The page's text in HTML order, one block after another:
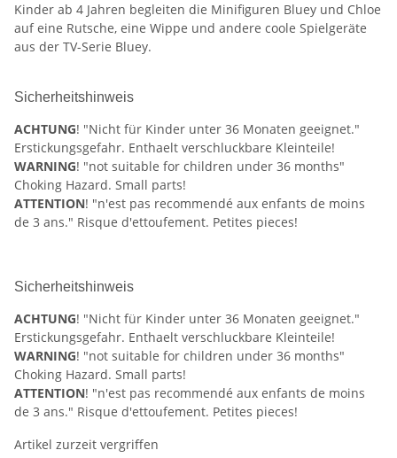
Kinder ab 4 Jahren begleiten die Minifiguren Bluey und Chloe
auf eine Rutsche, eine Wippe und andere coole Spielgeräte
aus der TV-Serie Bluey.
Sicherheitshinweis
ACHTUNG! "Nicht für Kinder unter 36 Monaten geeignet."
Erstickungsgefahr. Enthaelt verschluckbare Kleinteile!
WARNING! "not suitable for children under 36 months"
Choking Hazard. Small parts!
ATTENTION! "n'est pas recommendé aux enfants de moins
de 3 ans." Risque d'ettoufement. Petites pieces!
Sicherheitshinweis
ACHTUNG! "Nicht für Kinder unter 36 Monaten geeignet."
Erstickungsgefahr. Enthaelt verschluckbare Kleinteile!
WARNING! "not suitable for children under 36 months"
Choking Hazard. Small parts!
ATTENTION! "n'est pas recommendé aux enfants de moins
de 3 ans." Risque d'ettoufement. Petites pieces!
Artikel zurzeit vergriffen